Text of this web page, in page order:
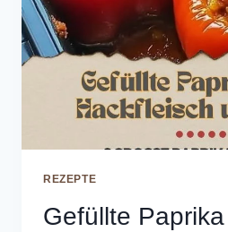
REZEPTE
Gefüllte